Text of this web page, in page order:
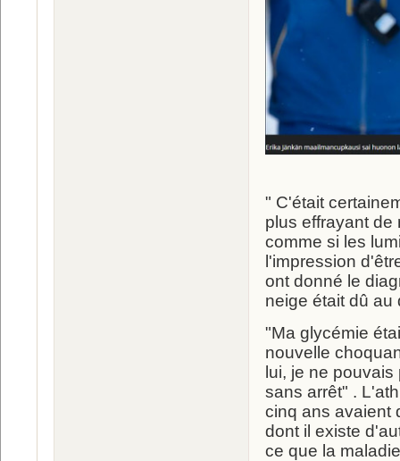
" C'était
plus effrayant de
comme si les
l'impression
ont donné le
neige était dû au
"Ma glycémie
nouvelle
lui, je ne
sans arrêt" .
cinq ans avaient
dont il existe
ce que la